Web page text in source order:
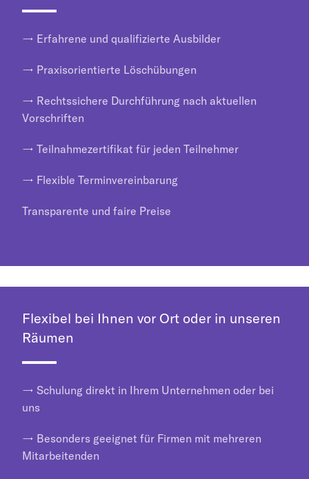
→ Erfahrene und qualifizierte Ausbilder
→ Praxisorientierte Löschübungen
→ Rechtssichere Durchführung nach aktuellen
Vorschriften
→ Teilnahmezertifikat für jeden Teilnehmer
→ Flexible Terminvereinbarung
Transparente und faire Preise
Flexibel bei Ihnen vor Ort oder in unseren
Räumen
→ Schulung direkt in Ihrem Unternehmen oder bei
uns
→ Besonders geeignet für Firmen mit mehreren
Mitarbeitenden